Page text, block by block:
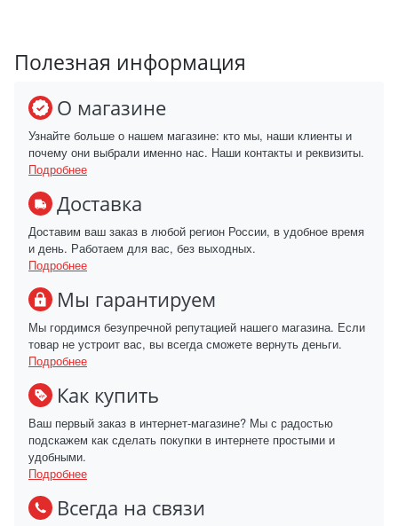
Полезная информация
О магазине
Узнайте больше о нашем магазине: кто мы, наши клиенты и
почему они выбрали именно нас. Наши контакты и реквизиты.
Подробнее
Доставка
Доставим ваш заказ в любой регион России, в удобное время
и день. Работаем для вас, без выходных.
Подробнее
Мы гарантируем
Мы гордимся безупречной репутацией нашего магазина. Если
товар не устроит вас, вы всегда сможете вернуть деньги.
Подробнее
Как купить
Ваш первый заказ в интернет-магазине? Мы с радостью
подскажем как сделать покупки в интернете простыми и
удобными.
Подробнее
Всегда на связи